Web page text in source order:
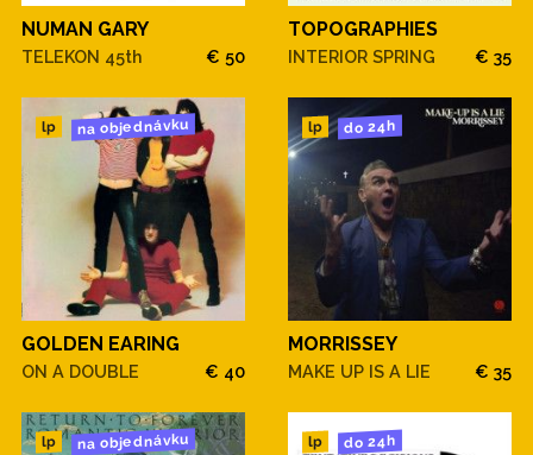
NUMAN GARY
TELEKON 45th € 50
TOPOGRAPHIES
INTERIOR SPRING € 35
lp na objednávku
GOLDEN EARING
ON A DOUBLE € 40
lp do 24h
MORRISSEY
MAKE UP IS A LIE € 35
lp na objednávku lp do 24h